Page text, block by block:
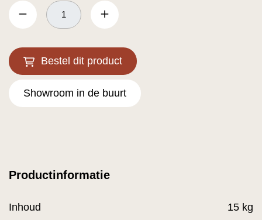
Bestel dit product
Showroom in de buurt
Productinformatie
Inhoud 15 kg